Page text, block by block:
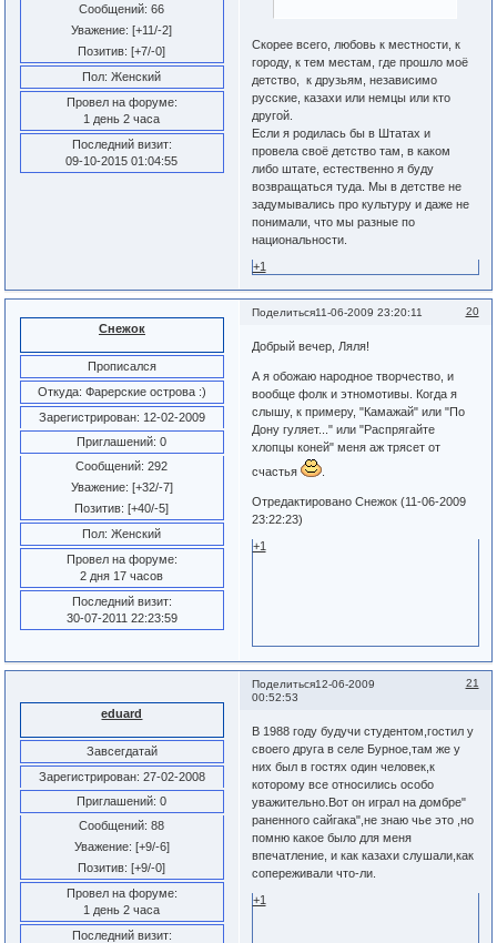
Сообщений: 66
Уважение: [+11/-2]
Позитив: [+7/-0]
Пол: Женский
Провел на форуме:
1 день 2 часа
Последний визит:
09-10-2015 01:04:55
Скорее всего, любовь к местности, к
городу, к тем местам, где прошло моё
детство, к друзьям, независимо
русские, казахи или немцы или кто
другой.
Если я родилась бы в Штатах и
провела своё детство там, в каком
либо штате, естественно я буду
возвращаться туда. Мы в детстве не
задумывались про культуру и даже не
понимали, что мы разные по
национальности.
+1
Поделиться 20
11-06-2009 23:20:11
Снежок
Прописался
Откуда: Фарерские острова :)
Зарегистрирован: 12-02-2009
Приглашений: 0
Сообщений: 292
Уважение: [+32/-7]
Позитив: [+40/-5]
Пол: Женский
Провел на форуме:
2 дня 17 часов
Последний визит:
30-07-2011 22:23:59
Добрый вечер, Ляля!
А я обожаю народное творчество, и
вообще фолк и этномотивы. Когда я
слышу, к примеру, "Камажай" или "По
Дону гуляет..." или "Распрягайте
хлопцы коней" меня аж трясет от
счастья
.
Отредактировано Снежок (11-06-2009
23:22:23)
+1
Поделиться 21
12-06-2009
00:52:53
eduard
Завсегдатай
Зарегистрирован: 27-02-2008
Приглашений: 0
Сообщений: 88
Уважение: [+9/-6]
Позитив: [+9/-0]
Провел на форуме:
1 день 2 часа
Последний визит:
В 1988 году будучи студентом,гостил у
своего друга в селе Бурное,там же у
них был в гостях один человек,к
которому все относились особо
уважительно.Вот он играл на домбре"
раненного сайгака",не знаю чье это ,но
помню какое было для меня
впечатление, и как казахи слушали,как
сопереживали что-ли.
+1